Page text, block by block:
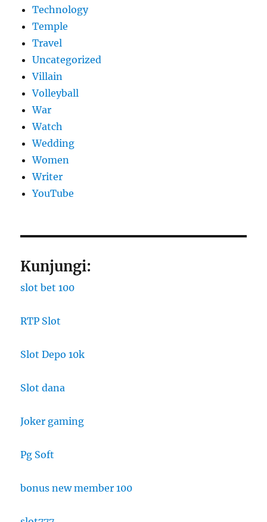
Technology
Temple
Travel
Uncategorized
Villain
Volleyball
War
Watch
Wedding
Women
Writer
YouTube
Kunjungi:
slot bet 100
RTP Slot
Slot Depo 10k
Slot dana
Joker gaming
Pg Soft
bonus new member 100